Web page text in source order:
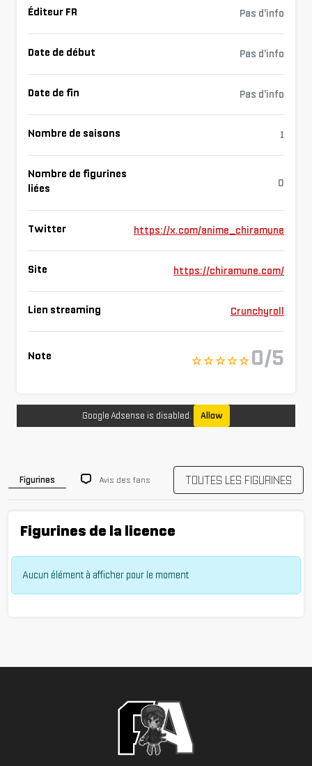
Éditeur FR Pas d'info
Date de début Pas d'info
Date de fin Pas d'info
Nombre de saisons 1
Nombre de figurines
liées
0
Twitter https://x.com/anime_chiramune
Site https://chiramune.com/
Lien streaming Crunchyroll
Note ☆ ☆ ☆ ☆ ☆ 0/5
Google Adsense is disabled. Allow
Figurines Avis des fans TOUTES LES FIGURINES
Figurines de la licence
Aucun élément à afficher pour le moment